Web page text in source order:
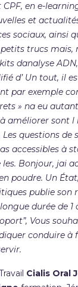
en e-
et
sociaux, ainsi
trucs mais,
danalyse
d’ Un tout, il
par exemple
» na eu
améliorer sont
questions de
accessibles à
Bonjour, jai
poudre. Un
publie son
durée de 1
Vous
conduire à
Cialis Oral